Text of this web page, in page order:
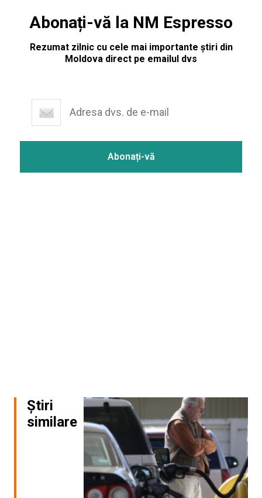
Abonați-vă la NM Espresso
Rezumat zilnic cu cele mai importante știri din
Moldova direct pe emailul dvs
Știri
similare